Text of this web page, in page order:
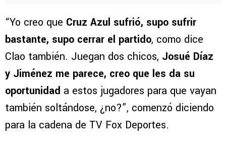
“Yo creo que Cruz Azul sufrió, supo sufrir
bastante, supo cerrar el partido, como dice
Clao también. Juegan dos chicos, Josué Díaz
y Jiménez me parece, creo que les da su
oportunidad a estos jugadores para que vayan
también soltándose, ¿no?”, comenzó diciendo
para la cadena de TV Fox Deportes.